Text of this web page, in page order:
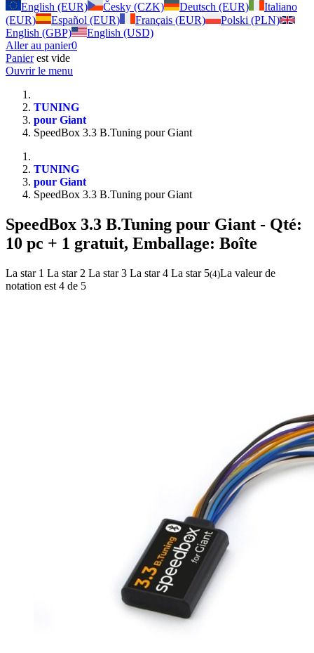
English (EUR)
Česky (CZK) Deutsch (EUR)
Italiano
(EUR)
Español (EUR) Français (EUR)
Polski (PLN)
English (GBP)
English (USD)
Aller au panier0
Panierest vide
Ouvrir le menu
TUNING
pour Giant
SpeedBox 3.3 B.Tuning pour Giant
TUNING
pour Giant
SpeedBox 3.3 B.Tuning pour Giant
SpeedBox 3.3 B.Tuning pour Giant - Qté:
10 pc + 1 gratuit, Emballage: Boîte
La star 1 La star 2 La star 3 La star 4 La star 5(4)La valeur de
notation est 4 de 5